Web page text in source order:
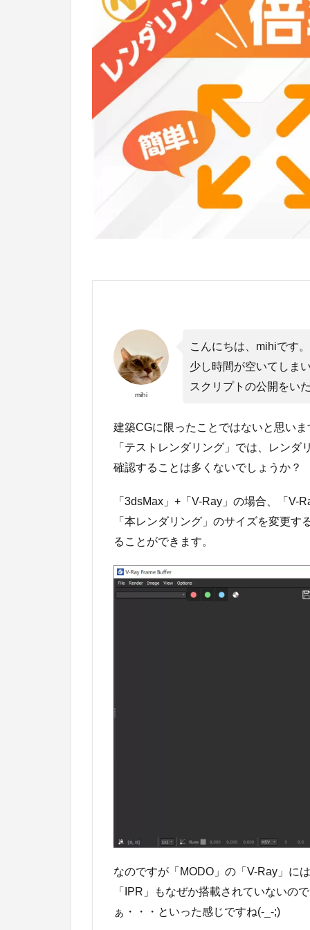
mihi
こんにちは、mihiです。
少し時間が空いてしま
スクリプトの公開をい
建築CGに限ったことではないと思いま
「テストレンダリング」では、レン
確認することは多くないでしょうか？
「3dsMax」+「V-Ray」の場合、「V-
「本レンダリング」のサイズを変更
ることができます。
なのですが「MODO」の「V-Ray」に
「IPR」もなぜか搭載されていないの
ぁ・・・といった感じですね(-_-;)